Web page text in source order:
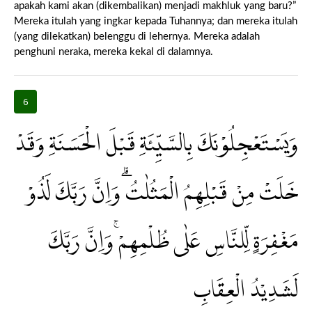
apakah kami akan (dikembalikan) menjadi makhluk yang baru?”
Mereka itulah yang ingkar kepada Tuhannya; dan mereka itulah
(yang dilekatkan) belenggu di lehernya. Mereka adalah
penghuni neraka, mereka kekal di dalamnya.
6
وَيَسْتَعْجِلُوْنَكَ بِالسَّيِّئَةِ قَبْلَ الْحَسَنَةِ وَقَدْ
خَلَتْ مِنْ قَبْلِهِمُ الْمَثُلٰتُۗ وَاِنَّ رَبَّكَ لَذُوْ
مَغْفِرَةٍ لِّلنَّاسِ عَلٰى ظُلْمِهِمْۚ وَاِنَّ رَبَّكَ
لَشَدِيْدُ الْعِقَابِ